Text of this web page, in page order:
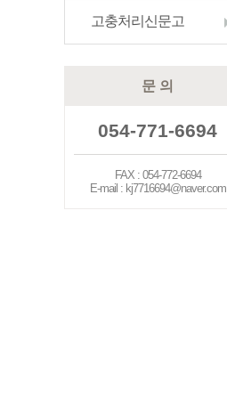
고충처리신문고
문 의
054-771-6694
FAX : 054-772-6694
E-mail : kj7716694@naver.com